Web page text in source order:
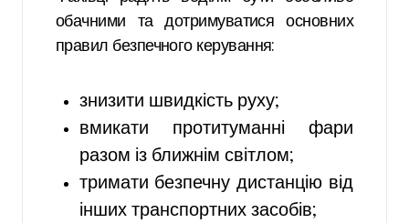
обачними та дотримуватися основних
правил безпечного керування:
знизити швидкість руху;
вмикати протитуманні фари
разом із ближнім світлом;
тримати безпечну дистанцію від
інших транспортних засобів;